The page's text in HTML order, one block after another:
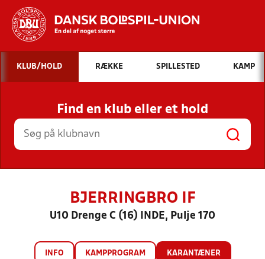
Hvad vil du søge efter?
INDHOLD OG NYHEDER
STILLINGER, RESULTATER, KLUBBER OG
HOLD
KLUB/HOLD RÆKKE SPILLESTED KAMP
Find en klub eller et hold
BJERRINGBRO IF
U10 Drenge C (16) INDE, Pulje 170
INFO KAMPPROGRAM KARANTÆNER